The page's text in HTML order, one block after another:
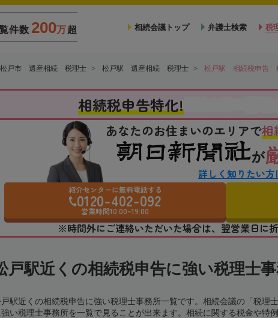
件数 200万超 相続会議トップ 弁護士検索 税
松戸市 遺産相続 税理士 松戸駅 遺産相続 税理士 松戸駅 相続税申告
相続税申告特化!
あなたのお住まいのエリアで相
が
詳しく知りたい方
紹介センターに無料電話する
0120-402-092
営業時間10:00~19:00
※時間外にご連絡いただいた場合は、翌営業日に
戸駅近くの相続税申告に強い税理士
駅近くの相続税申告に強い税理士事務所一覧です。相続会議の「税理
い税理士事務所を一覧で見ることが出来ます。相続に関する税金や特